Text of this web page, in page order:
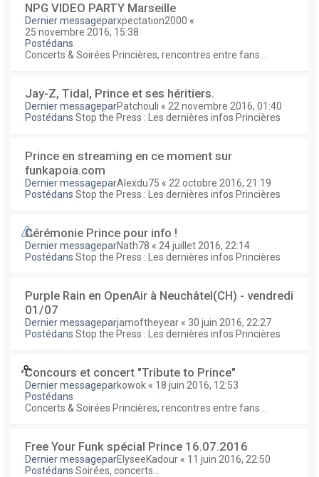
NPG VIDEO PARTY Marseille
Dernier messageparxpectation2000 «
25 novembre 2016, 15:38
Postédans
Concerts & Soirées Princières, rencontres entre fans...
Jay-Z, Tidal, Prince et ses héritiers.
Dernier messageparPatchouli « 22 novembre 2016, 01:40
Postédans Stop the Press : Les dernières infos Princières
Prince en streaming en ce moment sur
funkapoia.com
Dernier messageparAlexdu75 « 22 octobre 2016, 21:19
Postédans Stop the Press : Les dernières infos Princières
Cérémonie Prince pour info !
Dernier messageparNath78 « 24 juillet 2016, 22:14
Postédans Stop the Press : Les dernières infos Princières
Purple Rain en OpenAir à Neuchâtel(CH) - vendredi
01/07
Dernier messageparjamoftheyear « 30 juin 2016, 22:27
Postédans Stop the Press : Les dernières infos Princières
Concours et concert "Tribute to Prince"
Dernier messageparkowok « 18 juin 2016, 12:53
Postédans
Concerts & Soirées Princières, rencontres entre fans...
Free Your Funk spécial Prince 16.07.2016
Dernier messageparElyseeKadour « 11 juin 2016, 22:50
Postédans Soirées, concerts...